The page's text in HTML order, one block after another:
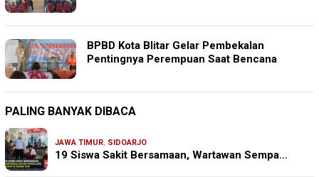
BPBD Kota Blitar Gelar Pembekalan
Pentingnya Perempuan Saat Bencana
PALING BANYAK DIBACA
JAWA TIMUR, SIDOARJO
19 Siswa Sakit Bersamaan, Wartawan Sempa…